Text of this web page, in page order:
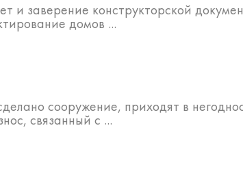
и заверение конструкторской
домов ...
сооружение, приходят в
связанный с ...